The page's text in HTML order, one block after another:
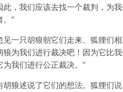
，我们应该去找一个裁判，为
。”
一只胡狼朝它们走来。狐狸们
狼为我们进行裁决吧！因为它比
我们进行公正裁决。”
狼述说了它们的想法。狐狸们